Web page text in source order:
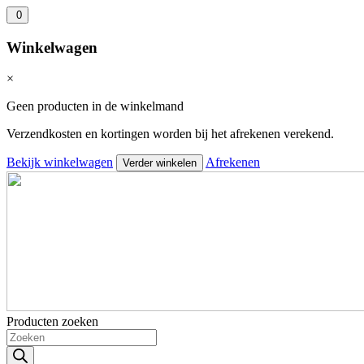
0
Winkelwagen
×
Geen producten in de winkelmand
Verzendkosten en kortingen worden bij het afrekenen verekend.
Bekijk winkelwagen Verder winkelen Afrekenen
Producten zoeken